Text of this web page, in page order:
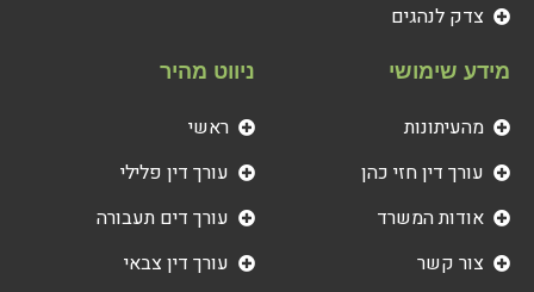
ניווט מהיר
ראשי
עורך דין פלילי
עורך דים תעבורה
עורך דין צבאי
מידע שימושי
מהעיתונות
עורך דין חזי כהן
אודות המשרד
צור קשר
צדק לנהגים